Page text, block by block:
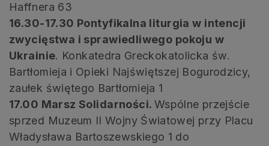
Haffnera 63
16.30-17.30 Pontyfikalna liturgia w intencji
zwycięstwa i sprawiedliwego pokoju w
Ukrainie. Konkatedra Greckokatolicka św.
Bartłomieja i Opieki Najświętszej Bogurodzicy,
zaułek świętego Bartłomieja 1
17.00 Marsz Solidarności. Wspólne przejście
sprzed Muzeum II Wojny Światowej przy Placu
Władysława Bartoszewskiego 1 do